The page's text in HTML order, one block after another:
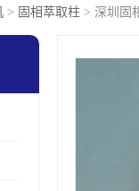
> 固相萃取柱 > 深圳固